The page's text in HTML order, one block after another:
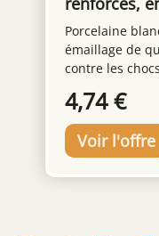
résistance
convient à
vaisselle,
blanche
Porcelaine
émaillage de
contre les
4,74 €